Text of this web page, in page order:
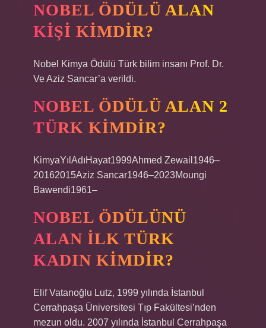
NOBEL ÖDÜLÜ ALAN
KIŞI KIMDIR?
Nobel Kimya Ödülü Türk bilim insanı Prof. Dr.
Ve Aziz Sancar’a verildi.
NOBEL ÖDÜLÜ ALAN 2
TÜRK KIMDIR?
KimyaYılAdıHayat1999Ahmed Zewail1946–
20162015Aziz Sancar1946–2023Moungi
Bawendi1961–
NOBEL ÖDÜLÜNÜ
ALAN ILK TÜRK
KADIN KIMDIR?
Elif Vatanoğlu Lutz, 1999 yılında İstanbul
Cerrahpaşa Üniversitesi Tıp Fakültesi’nden
mezun oldu. 2007 yılında İstanbul Cerrahpaşa